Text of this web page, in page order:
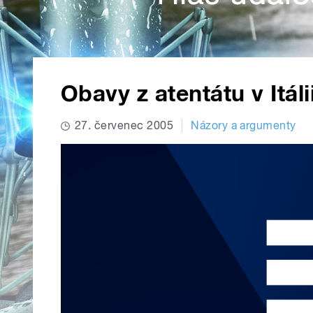
Obavy z atentátu v
27. červenec 2005 Názory a argumenty